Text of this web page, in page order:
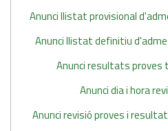
Anunci llistat provisional
Anunci llistat definitiu
Anunci resultats proves
Anunci dia i hora
Anunci revisió proves i